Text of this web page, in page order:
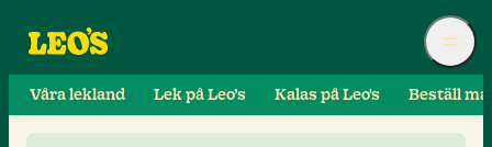
Våra lekland Lek på Leo’s Kalas på Leo's Beställ